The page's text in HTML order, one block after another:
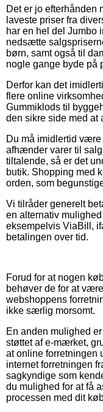
Det er jo efterhånden
laveste priser fra
har en hel del Jumbo
nedsætte
børn, samt også til
nogle gange byde på
Derfor kan det
flere online
Gummiklods til
den sikre side med at
Du må imidlertid
afhænder varer til
tiltalende, så er det
butik. Shopping med
orden, som
Vi tilråder generelt
en alternativ
eksempelvis ViaBill,
betalingen over tid.
Forud for at nogen
behøver de for at
webshoppens
ikke særlig morsomt.
En anden mulighed
støttet af e-mærket,
at online forretningen
internet forretningen
sagkyndige som
du mulighed for at få
processen med dit